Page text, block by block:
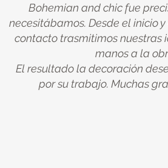
Bohemian and chic fue
necesitábamos. Desde el inicio
contacto trasmitimos nuestras
manos a la
El resultado la decoración
por su trabajo. Muchas